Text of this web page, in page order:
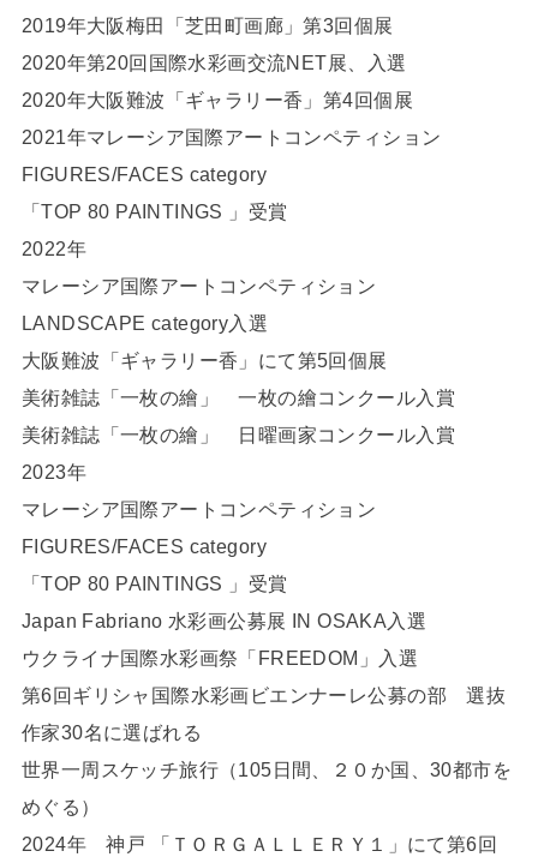
2019年大阪梅田「芝田町画廊」第3回個展
2020年第20回国際水彩画交流NET展、入選
2020年大阪難波「ギャラリー香」第4回個展
2021年マレーシア国際アートコンペティション
FIGURES/FACES category
「TOP 80 PAINTINGS 」受賞
2022年
マレーシア国際アートコンペティション
LANDSCAPE category入選
大阪難波「ギャラリー香」にて第5回個展
美術雑誌「一枚の繪」 一枚の繪コンクール入賞
美術雑誌「一枚の繪」 日曜画家コンクール入賞
2023年
マレーシア国際アートコンペティション
FIGURES/FACES category
「TOP 80 PAINTINGS 」受賞
Japan Fabriano 水彩画公募展 IN OSAKA入選
ウクライナ国際水彩画祭「FREEDOM」入選
第6回ギリシャ国際水彩画ビエンナーレ公募の部 選抜
作家30名に選ばれる
世界一周スケッチ旅行（105日間、２０か国、30都市を
めぐる）
2024年 神戸 「ＴＯＲＧＡＬＬＥＲＹ１」にて第6回